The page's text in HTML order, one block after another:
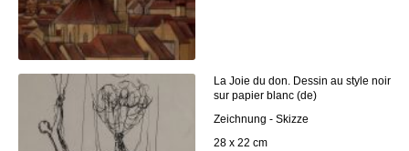
La Joie du don. Dessin au style noir
sur papier blanc (de)
Zeichnung - Skizze
28 x 22 cm